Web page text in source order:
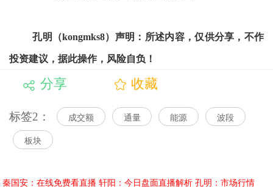
孔明（kongmks8）声明：所述内容，仅供分享，不作
投资建议，据此操作，风险自负！
分享 收藏
标签2： 成交额 通量 能源 波段
板块
秦国安：在线免费看直播 轩阳：今日盘面直播解析 孔明：市场行情